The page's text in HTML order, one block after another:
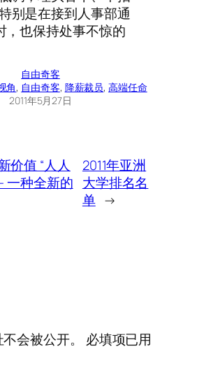
别是在接到人事部通
，也保持处事不惊的
自由奇客
角, 自由奇客, 降薪裁员, 高端任命
2011年5月27日
价值 “人人
一种全新的
2011年亚洲
大学排名名
单 →
会被公开。
必填项已用